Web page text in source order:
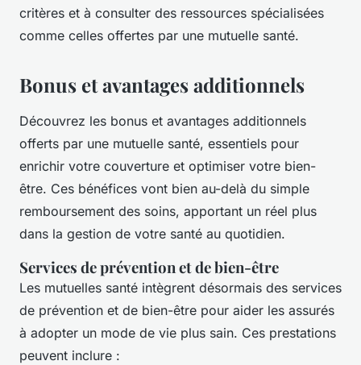
critères et à consulter des ressources spécialisées
comme celles offertes par une mutuelle santé.
Bonus et avantages additionnels
Découvrez les bonus et avantages additionnels
offerts par une mutuelle santé, essentiels pour
enrichir votre couverture et optimiser votre bien-
être. Ces bénéfices vont bien au-delà du simple
remboursement des soins, apportant un réel plus
dans la gestion de votre santé au quotidien.
Services de prévention et de bien-être
Les mutuelles santé intègrent désormais des services
de prévention et de bien-être pour aider les assurés
à adopter un mode de vie plus sain. Ces prestations
peuvent inclure :